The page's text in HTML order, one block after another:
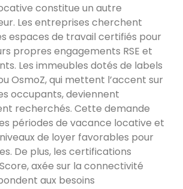
constitue un autre
Les entreprises cherchent
espaces de travail certifiés pour
propres engagements RSE et
Les immeubles dotés de labels
OsmoZ, qui mettent l’accent sur
occupants, deviennent
recherchés. Cette demande
périodes de vacance locative et
de loyer favorables pour
De plus, les certifications
axée sur la connectivité
aux besoins